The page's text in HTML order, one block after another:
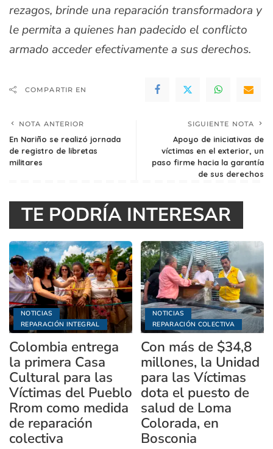
rezagos, brinde una reparación transformadora y
le permita a quienes han padecido el conflicto
armado acceder efectivamente a sus derechos.
COMPARTIR EN
NOTA ANTERIOR
En Nariño se realizó jornada
de registro de libretas
militares
SIGUIENTE NOTA
Apoyo de iniciativas de
víctimas en el exterior, un
paso firme hacia la garantía
de sus derechos
TE PODRÍA INTERESAR
NOTICIAS
REPARACIÓN INTEGRAL
Colombia entrega
la primera Casa
Cultural para las
Víctimas del Pueblo
Rrom como medida
de reparación
colectiva
NOTICIAS
REPARACIÓN COLECTIVA
Con más de $34,8
millones, la Unidad
para las Víctimas
dota el puesto de
salud de Loma
Colorada, en
Bosconia